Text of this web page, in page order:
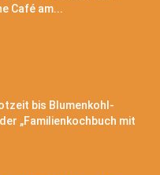
Café am...
bis Blumenkohl-
„Familienkochbuch mit